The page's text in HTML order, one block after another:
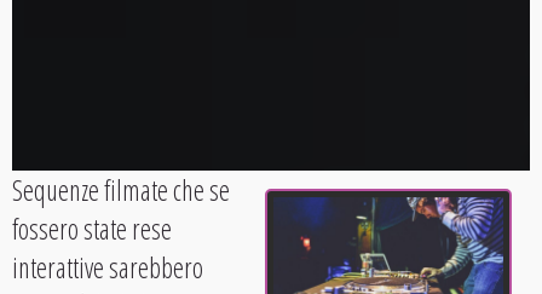
Sequenze filmate che se
fossero state rese
interattive sarebbero